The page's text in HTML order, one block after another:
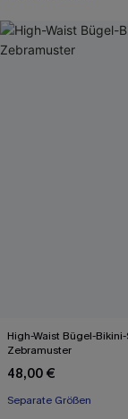
High-Waist Bügel-
Zebramuster
48,00 €
Separate Größen